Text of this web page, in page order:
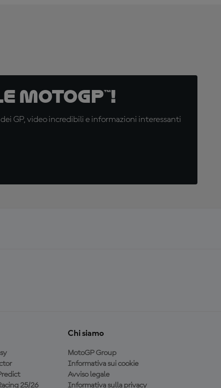
GP, video incredibili e informazioni interessanti
25/26
Chi siamo
MotoGP Group
Informativa sui cookie
Avviso legale
Informativa sulla privacy